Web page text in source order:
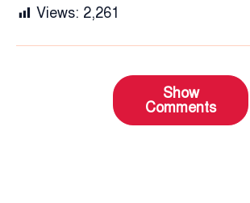
Views: 2,261
Show
Comments